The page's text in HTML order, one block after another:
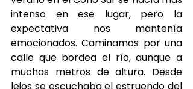
intenso en ese lugar, pero la
expectativa nos mantenía
emocionados. Caminamos por una
calle que bordea el río, aunque a
muchos metros de altura. Desde